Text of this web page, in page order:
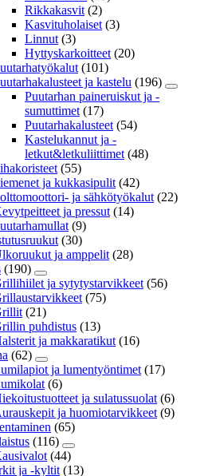
Rikkakasvit (2)
Kasvituholaiset (3)
Linnut (3)
Hyttyskarkoitteet (20)
(101)
ja kastelu (196)
Puutarhan paineruiskut ja -
sumuttimet (17)
Puutarhakalusteet (54)
Kastelukannut ja -
letkut&letkuliittimet (48)
(55)
ja kukkasipulit (42)
ja sähkötyökalut (22)
ja pressut (14)
(9)
(30)
ja amppelit (28)
(190)
ja sytytystarvikkeet (56)
(75)
(21)
puhdistus (13)
ja makkaratikut (16)
(62)
ja lumentyöntimet (17)
(6)
ja sulatussuolat (6)
ja huomiotarvikkeet (9)
(65)
(116)
(44)
ja -kyltit (13)